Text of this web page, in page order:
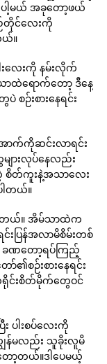
ပါ့မယ် အခုတော့ဖယ်
တိုင်လေးကို
။
းလေးကို နမ်းလိုက်
ာထဲရောက်တော့ ဒီနေ့
ဉ်းစားနေရင်း
ာက်ကိုဆင်းလာရင်း
ျားလုပ်နေလည်း
စိတ်ကူးနဲ့အသာလေး
ါတယ်။
ါတယ်။ အိမ်သာထဲက
ပြန်အလာမိစိမ်းတစ်
ခဏတော့ရပ်ကြည့်
စဉ်းစားနေရင်း
ရိုင်းစိတ်မိုက်တွေဝင်
ပါးစပ်လေးကို
န်မလည်း သူခိုးလူမိ
တော့တယ်။ဒါပေမယ့်